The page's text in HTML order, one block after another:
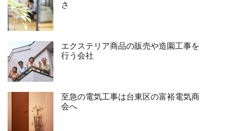
さ
エクステリア商品の販売や造園工事を
行う会社
至急の電気工事は台東区の富裕電気商
会へ